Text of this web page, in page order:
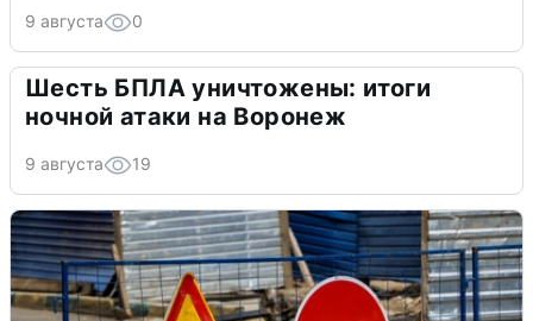
9 августа 0
Шесть БПЛА уничтожены: итоги
ночной атаки на Воронеж
9 августа 19